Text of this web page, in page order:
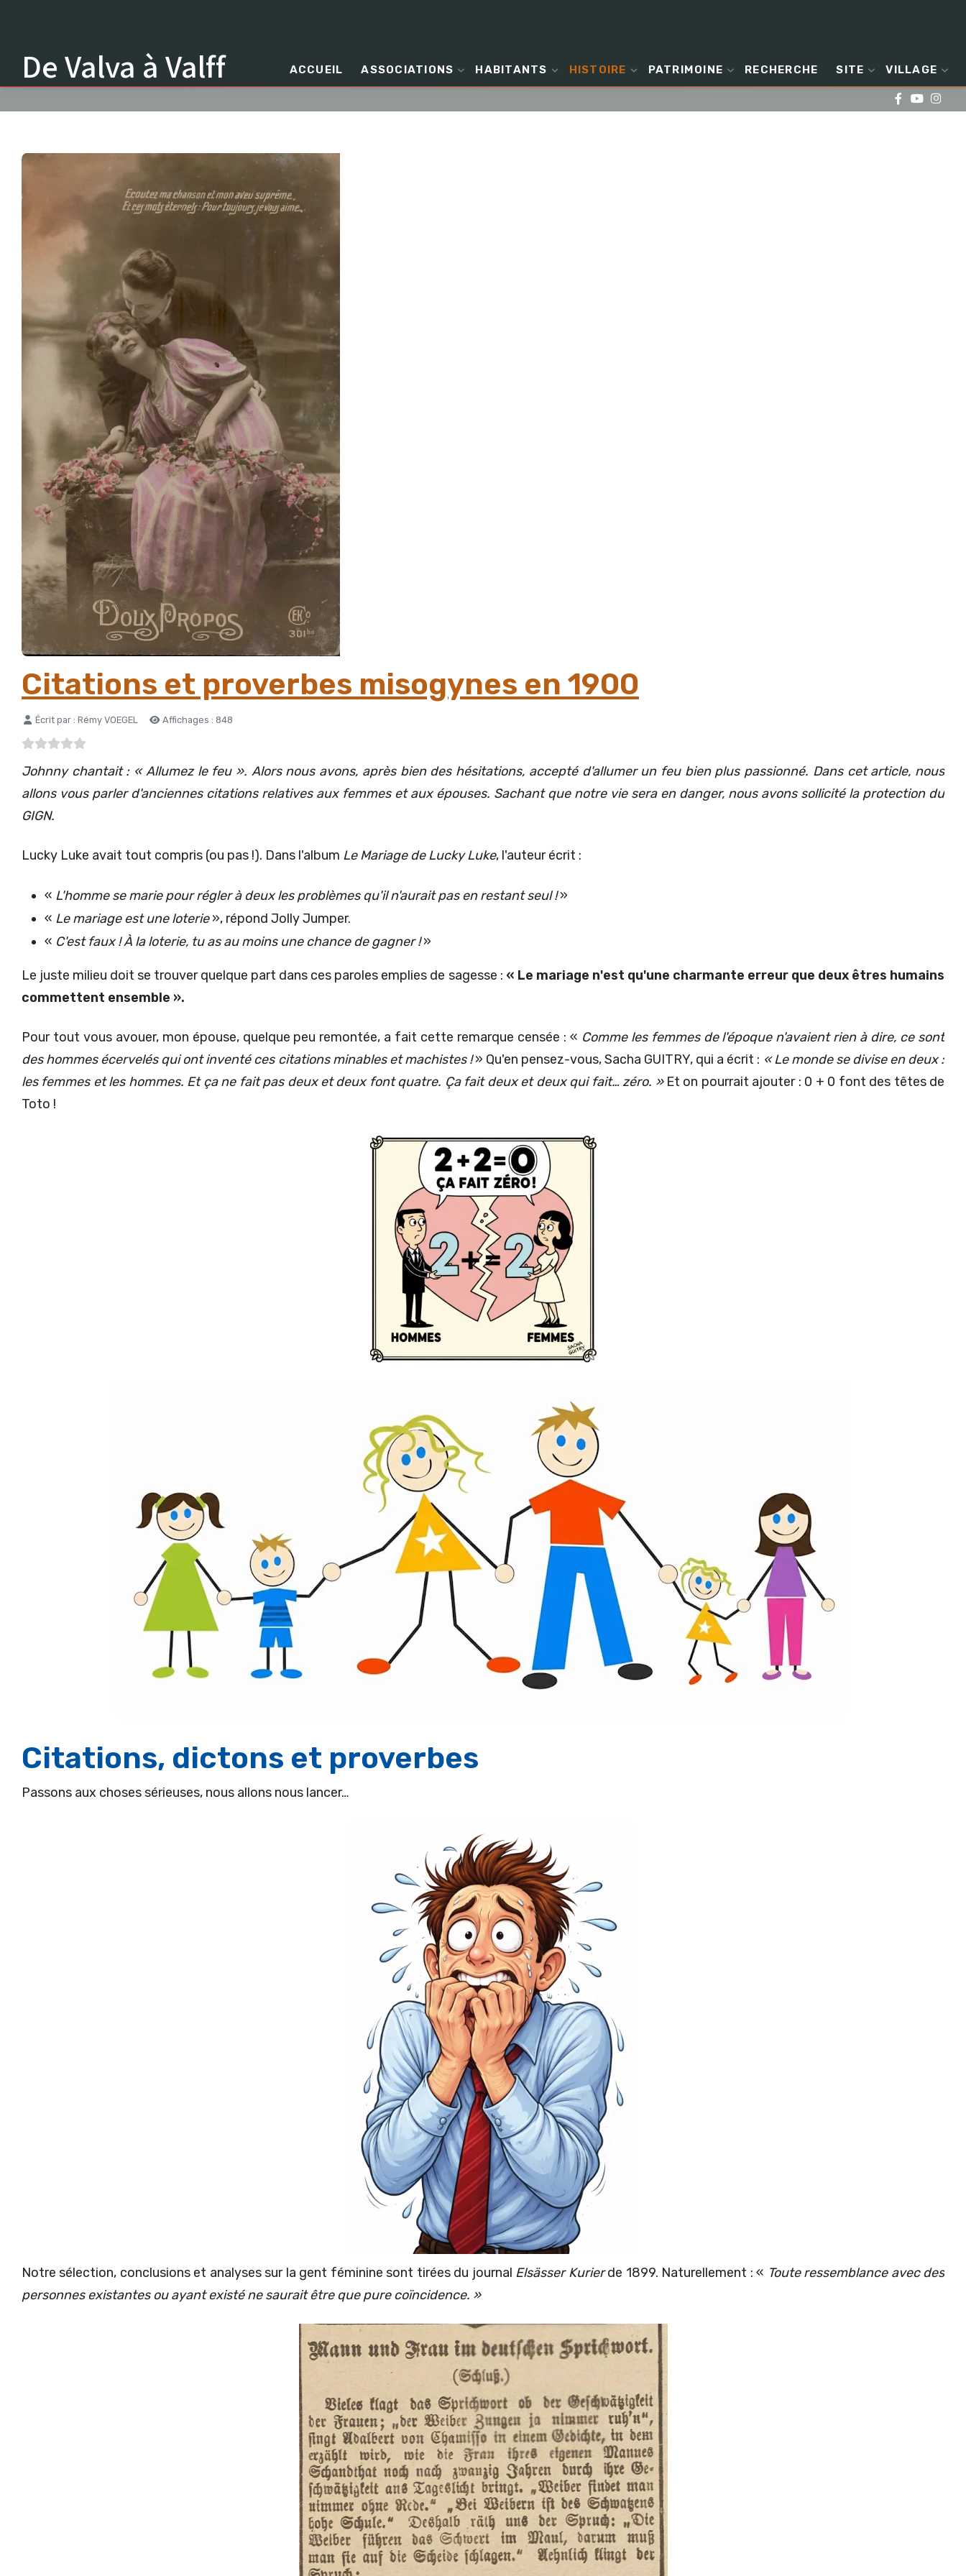
De Valva à Valff ACCUEIL ASSOCIATIONS HABITANTS HISTOIRE PATRIMOINE RECHERCHE SITE VILLAGE
Citations et proverbes misogynes en 1900
Détails
Écrit par : Rémy VOEGEL Affichages : 848
Johnny chantait : « Allumez le feu ». Alors nous avons, après bien des hésitations, accepté d'allumer un feu bien plus passionné. Dans cet article, nous
allons vous parler d'anciennes citations relatives aux femmes et aux épouses. Sachant que notre vie sera en danger, nous avons sollicité la protection du
GIGN.
Lucky Luke avait tout compris (ou pas !). Dans l'album Le Mariage de Lucky Luke, l'auteur écrit :
« L'homme se marie pour régler à deux les problèmes qu'il n'aurait pas en restant seul !»
« Le mariage est une loterie», répond Jolly Jumper.
« C'est faux ! À la loterie, tu as au moins une chance de gagner !»
Le juste milieu doit se trouver quelque part dans ces paroles emplies de sagesse : « Le mariage n'est qu'une charmante erreur que deux êtres humains
commettent ensemble ».
Pour tout vous avouer, mon épouse, quelque peu remontée, a fait cette remarque censée : « Comme les femmes de l'époque n'avaient rien à dire, ce sont
des hommes écervelés qui ont inventé ces citations minables et machistes !» Qu'en pensez-vous, Sacha GUITRY, qui a écrit : « Le monde se divise en deux :
les femmes et les hommes. Et ça ne fait pas deux et deux font quatre. Ça fait deux et deux qui fait… zéro. »Et on pourrait ajouter : 0 + 0 font des têtes de
Toto !
Citations, dictons et proverbes
Passons aux choses sérieuses, nous allons nous lancer…
Notre sélection, conclusions et analyses sur la gent féminine sont tirées du journal Elsässer Kurierde 1899. Naturellement : « Toute ressemblance avec des
personnes existantes ou ayant existé ne saurait être que pure coïncidence. »